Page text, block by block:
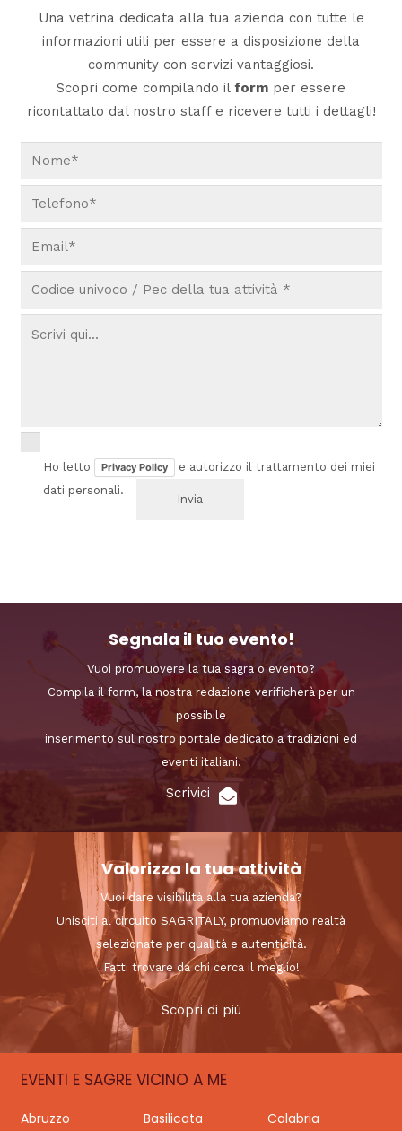
Una vetrina dedicata alla tua azienda con tutte le
informazioni utili per essere a disposizione della
community con servizi vantaggiosi.
Scopri come compilando il form per essere
ricontattato dal nostro staff e ricevere tutti i dettagli!
Ho letto Privacy Policy
e autorizzo il trattamento dei miei
dati personali.
Segnala il tuo evento!
Vuoi promuovere la tua sagra o evento?
Compila il form, la nostra redazione verificherà per un
possibile
inserimento sul nostro portale dedicato a tradizioni ed
eventi italiani.
Scrivici
Valorizza la tua attività
Vuoi dare visibilità alla tua azienda?
Unisciti al circuito SAGRITALY, promuoviamo realtà
selezionate per qualità e autenticità.
Fatti trovare da chi cerca il meglio!
Scopri di più
EVENTI E SAGRE VICINO A ME
Abruzzo Basilicata
Calabria